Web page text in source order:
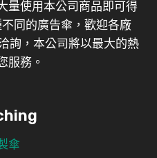
量使用本公司商品即可得
同的廣告傘，歡迎各廠
詢，本公司將以最大的熱
服務。
傘